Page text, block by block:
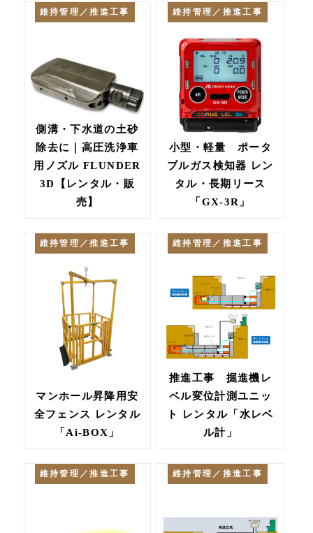
維持管理／推進工事
側溝・下水道の土砂
除去に｜高圧洗浄車
用ノズル FLUNDER
3D【レンタル・販
売】
維持管理／推進工事
小型・軽量 ポータ
ブルガス検知器 レン
タル・長期リース
「GX-3R」
維持管理／推進工事
マンホール昇降用安
全フェンス レンタル
「Ai-BOX」
維持管理／推進工事
推進工事 掘進機レ
ベル変位計測ユニッ
ト レンタル「水レベ
ル計」
維持管理／推進工事 維持管理／推進工事